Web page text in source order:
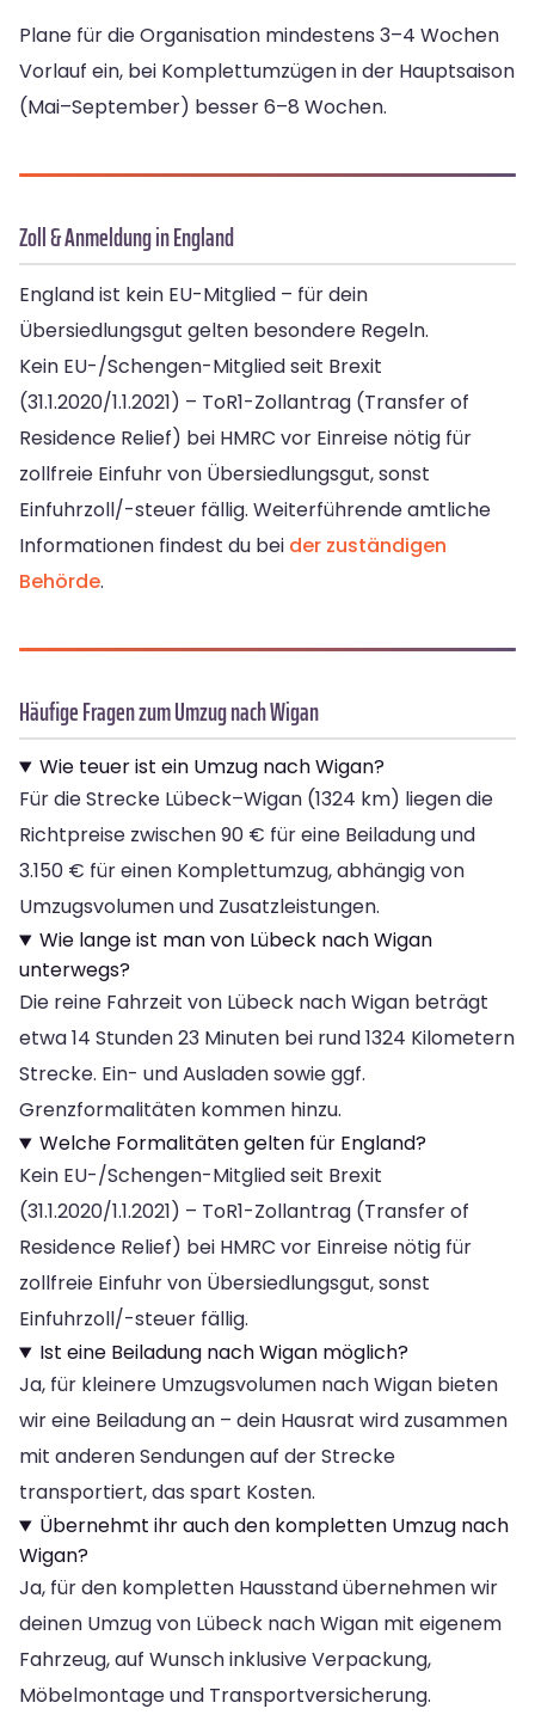
Plane für die Organisation mindestens 3–4 Wochen
Vorlauf ein, bei Komplettumzügen in der Hauptsaison
(Mai–September) besser 6–8 Wochen.
Zoll & Anmeldung in England
England ist kein EU-Mitglied – für dein
Übersiedlungsgut gelten besondere Regeln.
Kein EU-/Schengen-Mitglied seit Brexit
(31.1.2020/1.1.2021) – ToR1-Zollantrag (Transfer of
Residence Relief) bei HMRC vor Einreise nötig für
zollfreie Einfuhr von Übersiedlungsgut, sonst
Einfuhrzoll/-steuer fällig. Weiterführende amtliche
Informationen findest du bei der zuständigen
Behörde.
Häufige Fragen zum Umzug nach Wigan
Wie teuer ist ein Umzug nach Wigan?
Für die Strecke Lübeck–Wigan (1324 km) liegen die
Richtpreise zwischen 90 € für eine Beiladung und
3.150 € für einen Komplettumzug, abhängig von
Umzugsvolumen und Zusatzleistungen.
Wie lange ist man von Lübeck nach Wigan
unterwegs?
Die reine Fahrzeit von Lübeck nach Wigan beträgt
etwa 14 Stunden 23 Minuten bei rund 1324 Kilometern
Strecke. Ein- und Ausladen sowie ggf.
Grenzformalitäten kommen hinzu.
Welche Formalitäten gelten für England?
Kein EU-/Schengen-Mitglied seit Brexit
(31.1.2020/1.1.2021) – ToR1-Zollantrag (Transfer of
Residence Relief) bei HMRC vor Einreise nötig für
zollfreie Einfuhr von Übersiedlungsgut, sonst
Einfuhrzoll/-steuer fällig.
Ist eine Beiladung nach Wigan möglich?
Ja, für kleinere Umzugsvolumen nach Wigan bieten
wir eine Beiladung an – dein Hausrat wird zusammen
mit anderen Sendungen auf der Strecke
transportiert, das spart Kosten.
Übernehmt ihr auch den kompletten Umzug nach
Wigan?
Ja, für den kompletten Hausstand übernehmen wir
deinen Umzug von Lübeck nach Wigan mit eigenem
Fahrzeug, auf Wunsch inklusive Verpackung,
Möbelmontage und Transportversicherung.